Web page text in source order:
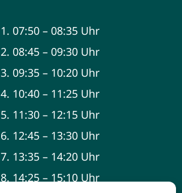
1. 07:50 – 08:35 Uhr
2. 08:45 – 09:30 Uhr
3. 09:35 – 10:20 Uhr
4. 10:40 – 11:25 Uhr
5. 11:30 – 12:15 Uhr
6. 12:45 – 13:30 Uhr
7. 13:35 – 14:20 Uhr
8. 14:25 – 15:10 Uhr